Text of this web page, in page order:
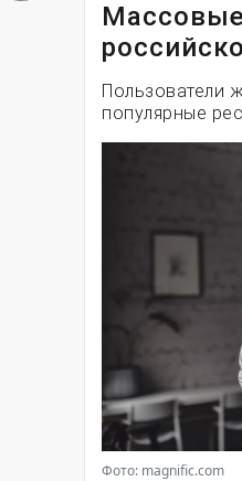
Пользователи
популярные
Фото: magnific.com